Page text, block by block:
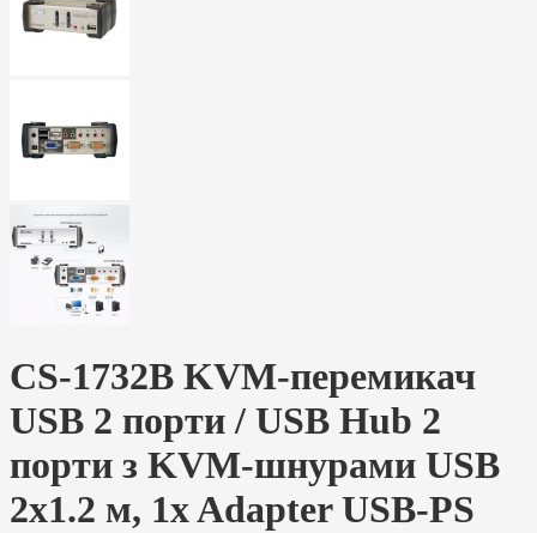
CS-1732B KVM-перемикач
USB 2 порти / USB Hub 2
порти з KVM-шнурами USB
2х1.2 м, 1x Adapter USB-PS